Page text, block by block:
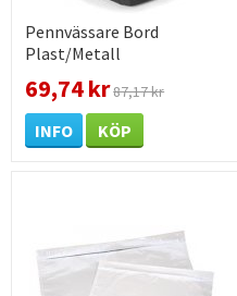
Pennvässare Bord
Plast/Metall
69,74 kr87,17 kr
INFO KÖP